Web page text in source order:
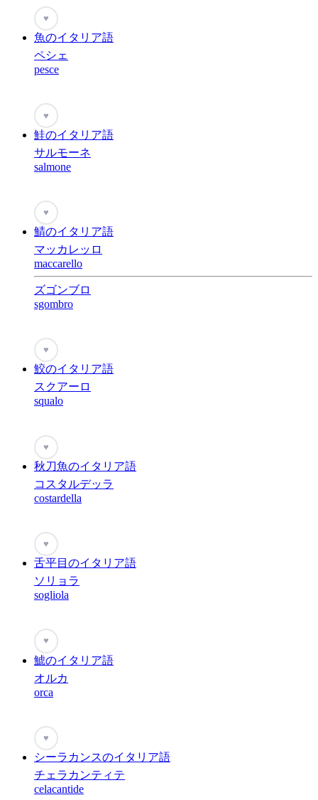
♥
魚のイタリア語
ペシェ
pesce
♥
鮭のイタリア語
サルモーネ
salmone
♥
鯖のイタリア語
マッカレッロ
maccarello
ズゴンブロ
sgombro
♥
鮫のイタリア語
スクアーロ
squalo
♥
秋刀魚のイタリア語
コスタルデッラ
costardella
♥
舌平目のイタリア語
ソリョラ
sogliola
♥
鯱のイタリア語
オルカ
orca
♥
シーラカンスのイタリア語
チェラカンティテ
celacantide